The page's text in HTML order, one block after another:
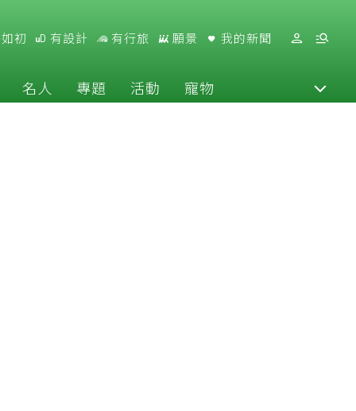
初 有設計 有行旅 願景 我的新聞
名人 專題 活動 寵物